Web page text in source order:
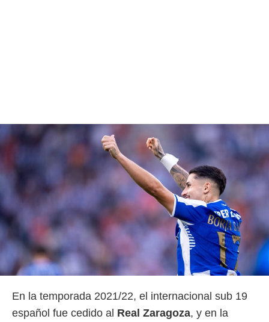
En la temporada 2021/22, el internacional sub 19
español fue cedido al Real Zaragoza, y en la